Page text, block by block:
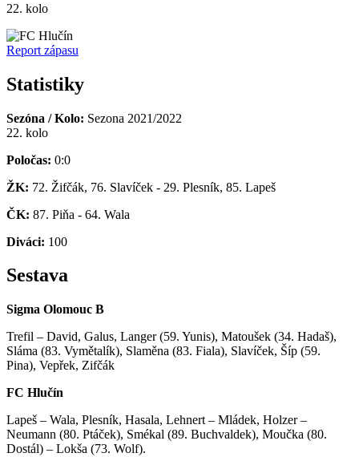
22. kolo
Report zápasu
Statistiky
Sezóna / Kolo: Sezona 2021/2022
22. kolo
Poločas: 0:0
ŽK: 72. Žifčák, 76. Slavíček - 29. Plesník, 85. Lapeš
ČK: 87. Piňa - 64. Wala
Diváci: 100
Sestava
Sigma Olomouc B
Trefil – David, Galus, Langer (59. Yunis), Matoušek (34. Hadaš),
Sláma (83. Vymětalík), Slaměna (83. Fiala), Slavíček, Šíp (59.
Pina), Vepřek, Zifčák
FC Hlučín
Lapeš – Wala, Plesník, Hasala, Lehnert – Mládek, Holzer –
Neumann (80. Ptáček), Smékal (89. Buchvaldek), Moučka (80.
Dostál) – Lokša (73. Wolf).